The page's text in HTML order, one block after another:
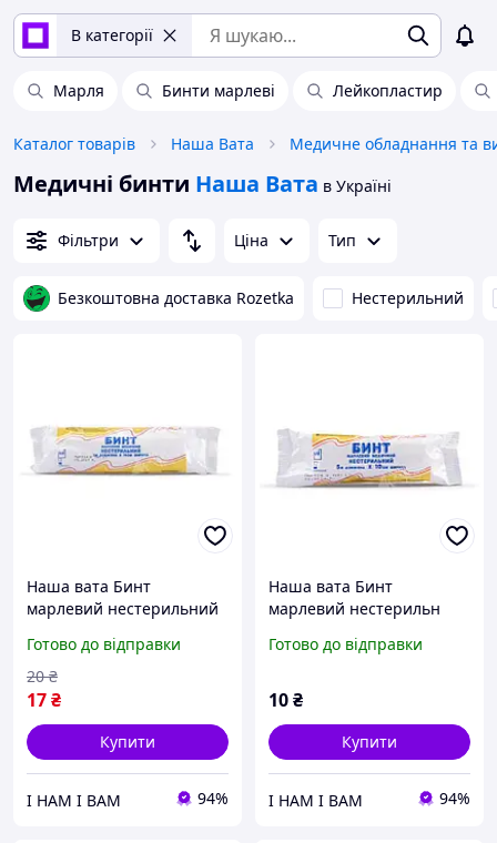
В категорії
Марля Бинти марлеві Лейкопластир
Каталог товарів Наша Вата
Медичні бинти Наша Вата в Україні
Фільтри Ціна Тип
Безкоштовна доставка Rozetka Нестерильний
Наша вата Бинт
марлевий нестерильний
Готово до відправки
17₴
20 ₴
Купити
І НАМ І ВАМ 94%
Наша вата Бинт
марлевий нестерильн
Готово до відправки
10₴
Купити
І НАМ І ВАМ 94%